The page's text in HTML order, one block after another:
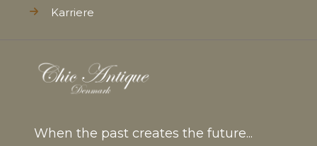
Karriere
When the past creates the future...